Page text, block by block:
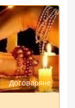
Договаряне